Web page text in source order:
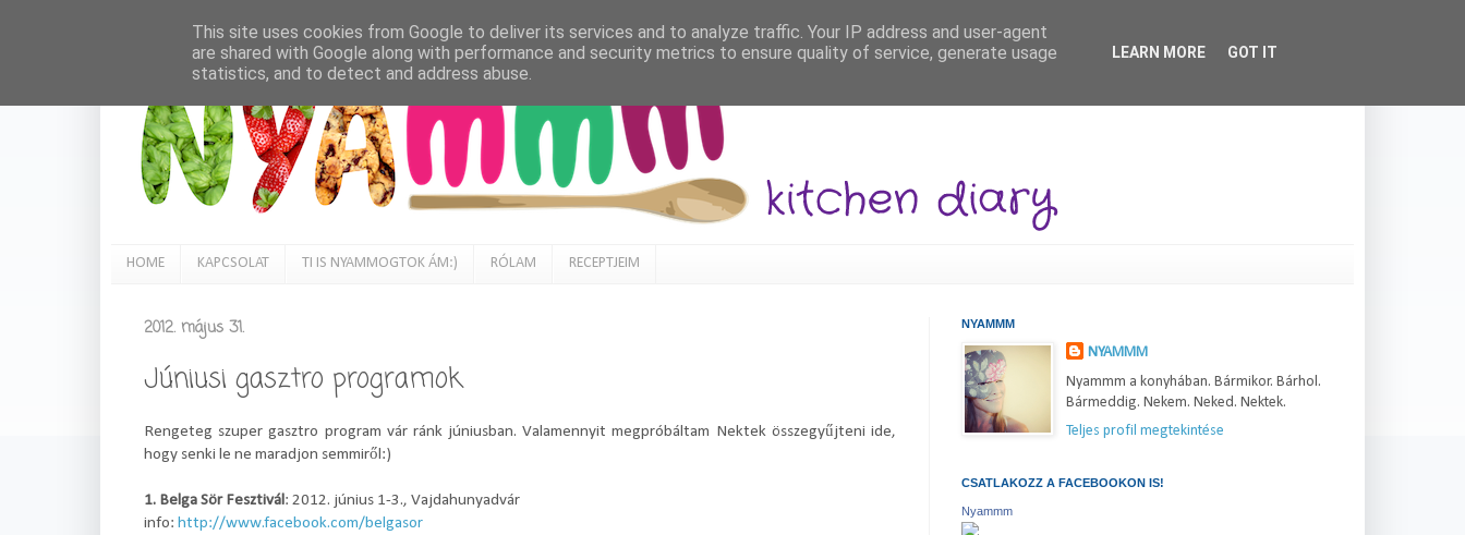
HOME KAPCSOLAT TI IS NYAMMOGTOK ÁM:) RÓLAM RECEPTJEIM
2012. május 31.
Júniusi gasztro programok
Rengeteg szuper gasztro program vár ránk júniusban. Valamennyit megpróbáltam Nektek összegyűjteni ide,
hogy senki le ne maradjon semmiről:)
1. Belga Sör Fesztivál : 2012. június 1-3., Vajdahunyadvár
info: http://www.facebook.com/belgasor
NYAMMM
NYAMMM
Nyammm a konyhában. Bármikor. Bárhol.
Bármeddig. Nekem. Neked. Nektek.
Teljes profil megtekintése
CSATLAKOZZ A FACEBOOKON IS!
Nyammm
This site uses cookies from Google to deliver its services and to analyze traffic. Your IP address and user-agent
are shared with Google along with performance and security metrics to ensure quality of service, generate usage
statistics, and to detect and address abuse.
LEARN MORE GOT IT